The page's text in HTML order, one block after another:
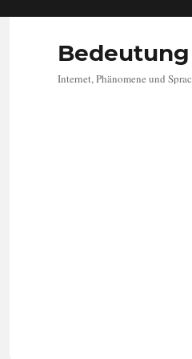
Internet, Phänomene und